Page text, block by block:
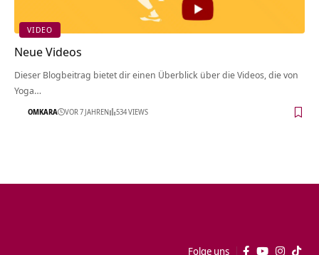
VIDEO
Neue Videos
Dieser Blogbeitrag bietet dir einen Überblick über die Videos, die von
Yoga…
OMKARA VOR 7 JAHREN 534 VIEWS
Folge uns